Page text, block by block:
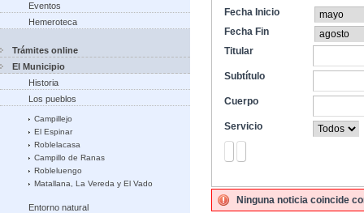
Eventos
Hemeroteca
Trámites online
El Municipio
Historia
Los pueblos
Campillejo
El Espinar
Roblelacasa
Campillo de Ranas
Robleluengo
Matallana, La Vereda y El Vado
Entorno natural
Fecha Inicio
Fecha Fin
Titular
Subtítulo
Cuerpo
Servicio
Ninguna noticia coincide